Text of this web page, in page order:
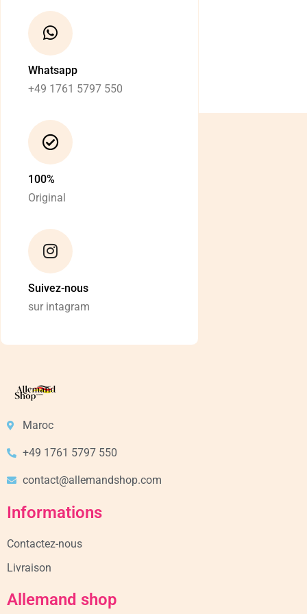
Whatsapp
+49 1761 5797 550
100%
Original
Suivez-nous
sur intagram
Maroc
+49 1761 5797 550
contact@allemandshop.com
Informations
Contactez-nous
Livraison
Allemand shop